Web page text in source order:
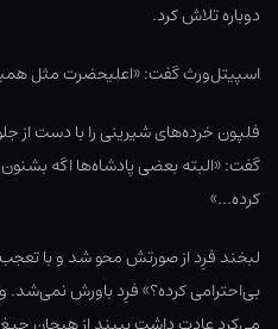
دوباره تلاش کرد.
اسپیتل‌ورث گفت: «اعلیحضرت مثل
فلپون خرده‌های شیرینی را با دست از
گفت: «البته بعضی پادشاه‌ها اگه
کرده…»
لبخند فرِد از صورتش محو شد و با
بی‌احترامی کرده؟» فرِد باورش نمی‌شد.